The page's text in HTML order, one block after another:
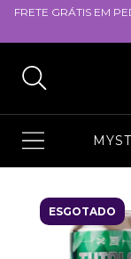
FRETE GRÁTIS EM
ESGOTADO